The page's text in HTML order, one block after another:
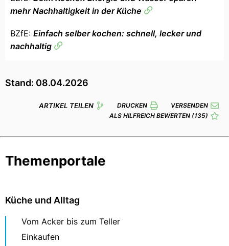
mehr Nachhaltigkeit in der Küche
BZfE: Einfach selber kochen: schnell, lecker und
nachhaltig
Stand: 08.04.2026
ARTIKEL TEILEN DRUCKEN
VERSENDEN
ALS HILFREICH BEWERTEN (135)
Themenportale
Küche und Alltag
Vom Acker bis zum Teller
Einkaufen